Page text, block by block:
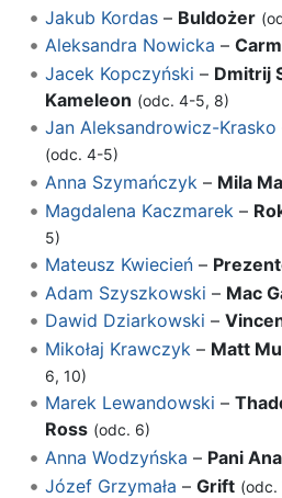
Jakub Kordas– Buldożer
Aleksandra Nowicka –
Jacek Kopczyński – Dmitrij
Kameleon (odc. 4-5, 8)
Jan Aleksandrowicz-Krasko
(odc. 4-5)
Anna Szymańczyk – Mila
Magdalena Kaczmarek –
5)
Mateusz Kwiecień–
Adam Szyszkowski – Mac
Dawid Dziarkowski –
Mikołaj Krawczyk – Matt
6, 10)
Marek Lewandowski –
Ross (odc. 6)
Anna Wodzyńska – Pani
Józef Grzymała – Grift (odc.